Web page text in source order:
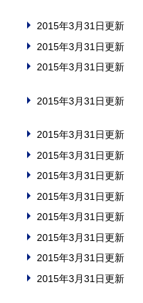
2015年3月31日更新
2015年3月31日更新
2015年3月31日更新
2015年3月31日更新
2015年3月31日更新
2015年3月31日更新
2015年3月31日更新
2015年3月31日更新
2015年3月31日更新
2015年3月31日更新
2015年3月31日更新
2015年3月31日更新